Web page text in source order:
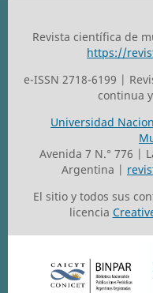
Revista científica de
https://
e-ISSN 2718-6199 |
continua
Universidad
Avenida 7 N.° 776 |
Argentina |
El sitio y todos sus
licencia